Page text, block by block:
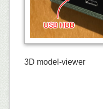
3D model-viewer